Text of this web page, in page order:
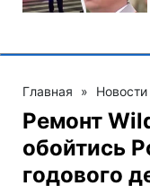
Главная » Новости
Ремонт
обойтись
годового